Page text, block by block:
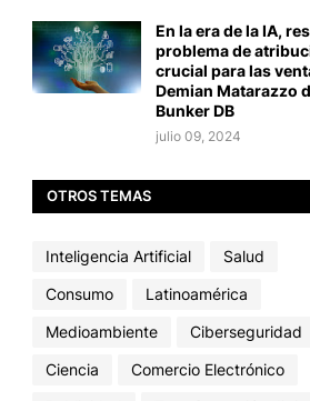
En la era de la IA,
problema de
crucial para las
Demian Matarazzo
Bunker DB
julio 09, 2024
OTROS TEMAS
Inteligencia Artificial
Salud
Consumo
Latinoamérica
Medioambiente
Ciberseguridad
Ciencia
Comercio Electrónico